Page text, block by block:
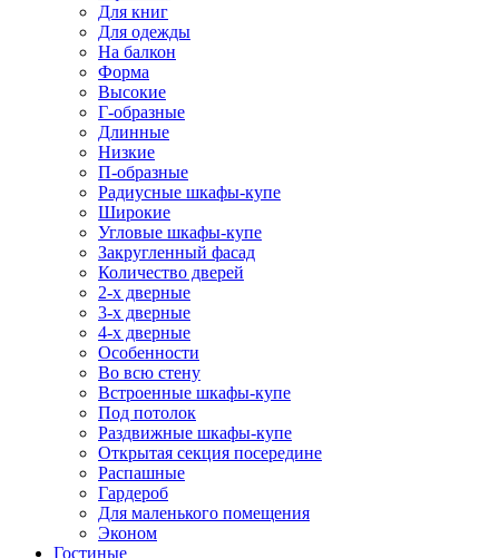
Для книг
Для одежды
На балкон
Форма
Высокие
Г-образные
Длинные
Низкие
П-образные
Радиусные шкафы-купе
Широкие
Угловые шкафы-купе
Закругленный фасад
Количество дверей
2-х дверные
3-х дверные
4-х дверные
Особенности
Во всю стену
Встроенные шкафы-купе
Под потолок
Раздвижные шкафы-купе
Открытая секция посередине
Распашные
Гардероб
Для маленького помещения
Эконом
Гостиные